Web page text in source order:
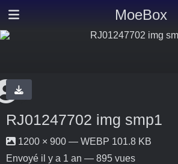
MoeBox
RJ01247702 img smp1
1200 × 900 — WEBP 101.8 KB
Envoyé il y a 1 an — 895 vues